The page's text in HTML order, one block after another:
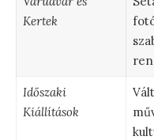
Kertek
Időszaki
Kiállítások